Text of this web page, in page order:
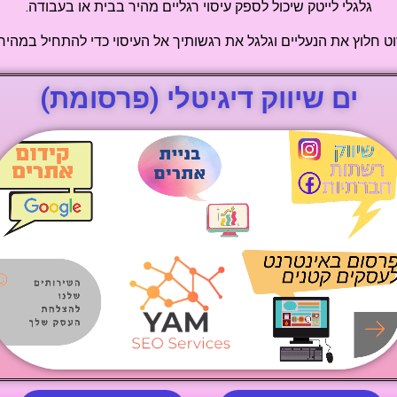
גלגלי לייטק שיכול לספק עיסוי רגליים מהיר בבית או בעבודה.
חלוץ את הנעליים וגלגל את רגשותיך אל העיסוי כדי להתחיל
ים שיווק דיגיטלי (פרסומת)